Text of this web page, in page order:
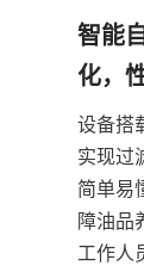
智能
化，
设备搭
实现过
简单易
障油品
工作人